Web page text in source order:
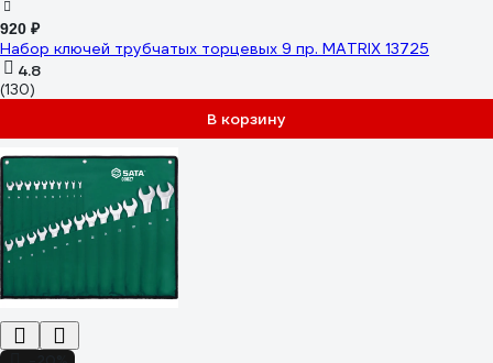
920 ₽
Набор ключей трубчатых торцевых 9 пр. MATRIX 13725
4.8
(130)
В корзину